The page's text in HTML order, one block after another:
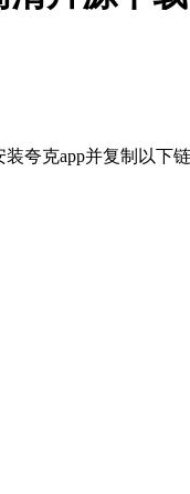
夸克app并复制以下